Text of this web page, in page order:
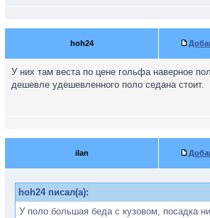
hoh24
У них там веста по цене гольфа наверное
дешевле удешевленного поло седана стоит.
ilan
hoh24 писал(а):
У поло большая беда с кузовом, посадка